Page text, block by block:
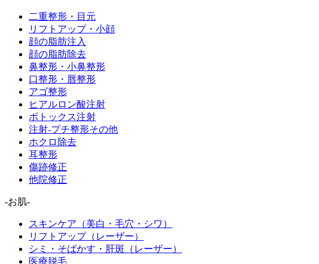
二重整形・目元
リフトアップ・小顔
顔の脂肪注入
顔の脂肪除去
鼻整形・小鼻整形
口整形・唇整形
アゴ整形
ヒアルロン酸注射
ボトックス注射
注射-プチ整形その他
ホクロ除去
耳整形
傷跡修正
他院修正
-お肌-
スキンケア（美白・毛穴・シワ）
リフトアップ（レーザー）
シミ・そばかす・肝斑（レーザー）
医療脱毛